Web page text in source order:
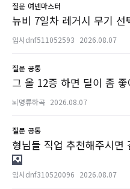
질문 여넨마스터
뉴비 7일차 레거시 무기
임시dnf511052593 2026.08.07
질문 공통
그 올 12증 하면 딜이 좀 좋
뇌명류하곡 2026.08.07
질문 공통
형님들 직업 추천해주시면
임시dnf310520096 2026.08.07